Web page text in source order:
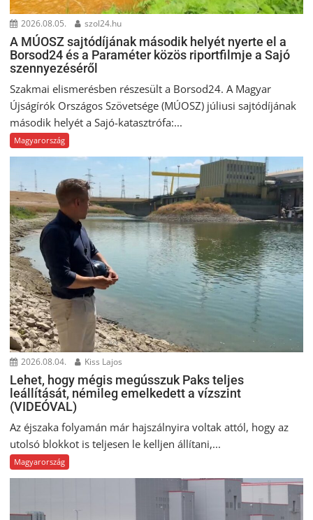
2026.08.05. szol24.hu
A MÚOSZ sajtódíjának második helyét nyerte el a
Borsod24 és a Paraméter közös riportfilmje a Sajó
szennyezéséről
Szakmai elismerésben részesült a Borsod24. A Magyar
Újságírók Országos Szövetsége (MÚOSZ) júliusi sajtódíjának
második helyét a Sajó-katasztrófa:...
Magyarország
2026.08.04. Kiss Lajos
Lehet, hogy mégis megússzuk Paks teljes
leállítását, némileg emelkedett a vízszint
(VIDEÓVAL)
Az éjszaka folyamán már hajszálnyira voltak attól, hogy az
utolsó blokkot is teljesen le kelljen állítani,...
Magyarország